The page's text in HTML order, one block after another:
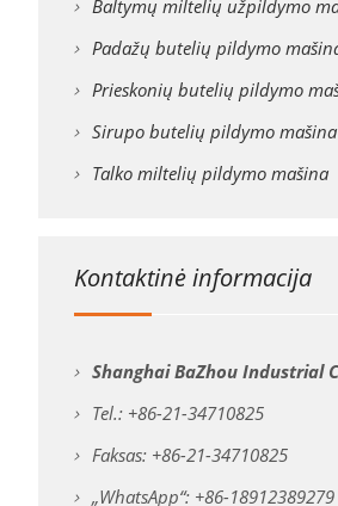
Baltymų miltelių užpildymo
Padažų butelių pildymo
Prieskonių butelių pildymo
Sirupo butelių pildymo mašina
Talko miltelių pildymo mašina
Kontaktinė informacija
Shanghai BaZhou Industrial
Tel.: +86-21-34710825
Faksas: +86-21-34710825
„WhatsApp“: +86-18912389279